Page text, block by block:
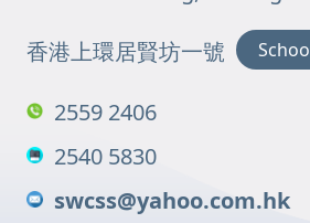
香港上環居賢坊一號
2559 2406
2540 5830
swcss@yahoo.com.hk